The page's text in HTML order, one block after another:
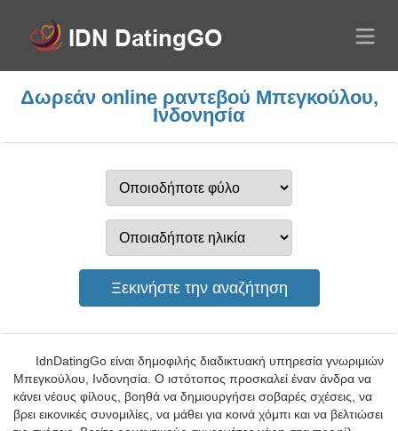
Δωρεάν online ραντεβού Μπεγκούλου,
Ινδονησία
IdnDatingGo είναι δημοφιλής διαδικτυακή υπηρεσία γνωριμιών
Μπεγκούλου, Ινδονησία. Ο ιστότοπος προσκαλεί έναν άνδρα να
κάνει νέους φίλους, βοηθά να δημιουργήσει σοβαρές σχέσεις, να
βρει εικονικές συνομιλίες, να μάθει για κοινά χόμπι και να βελτιώσει